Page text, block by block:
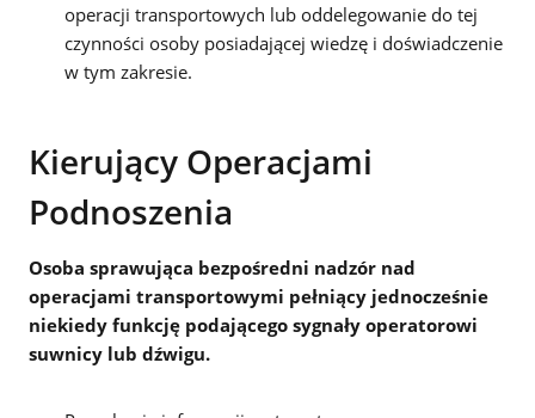
operacji transportowych lub oddelegowanie do tej
czynności osoby posiadającej wiedzę i doświadczenie
w tym zakresie.
Kierujący Operacjami
Podnoszenia
Osoba sprawująca bezpośredni nadzór nad
operacjami transportowymi pełniący jednocześnie
niekiedy funkcję podającego sygnały operatorowi
suwnicy lub dźwigu.